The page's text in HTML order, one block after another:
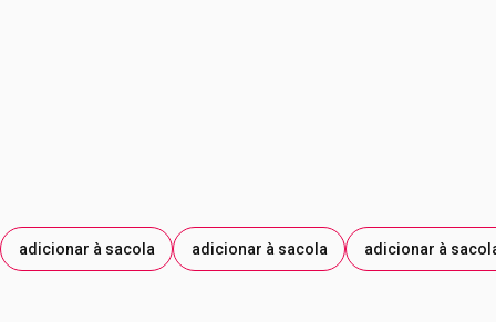
adicionar à sacola adicionar à sacola adicionar à